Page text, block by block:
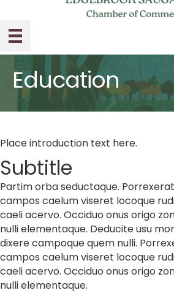
Education
Place introduction text here.
Subtitle
Partim orba seductaque.
campos caelum viseret locoque
caeli acervo. Occiduo onus origo
nulli elementaque. Deducite usu
dixere campoque quem nulli.
campos caelum viseret locoque
caeli acervo. Occiduo onus origo
nulli elementaque.